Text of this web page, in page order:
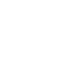
lifeatmvb/